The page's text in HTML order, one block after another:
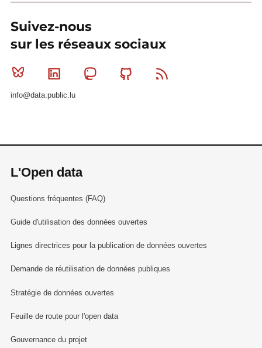
Suivez-nous
sur les réseaux sociaux
Bluesky Linkedin MastodonGithub
info@data.public.lu
L'Open data
Questions fréquentes (FAQ)
Guide d'utilisation des données ouvertes
Lignes directrices pour la publication de données ouvertes
Demande de réutilisation de données publiques
Stratégie de données ouvertes
Feuille de route pour l'open data
Gouvernance du projet